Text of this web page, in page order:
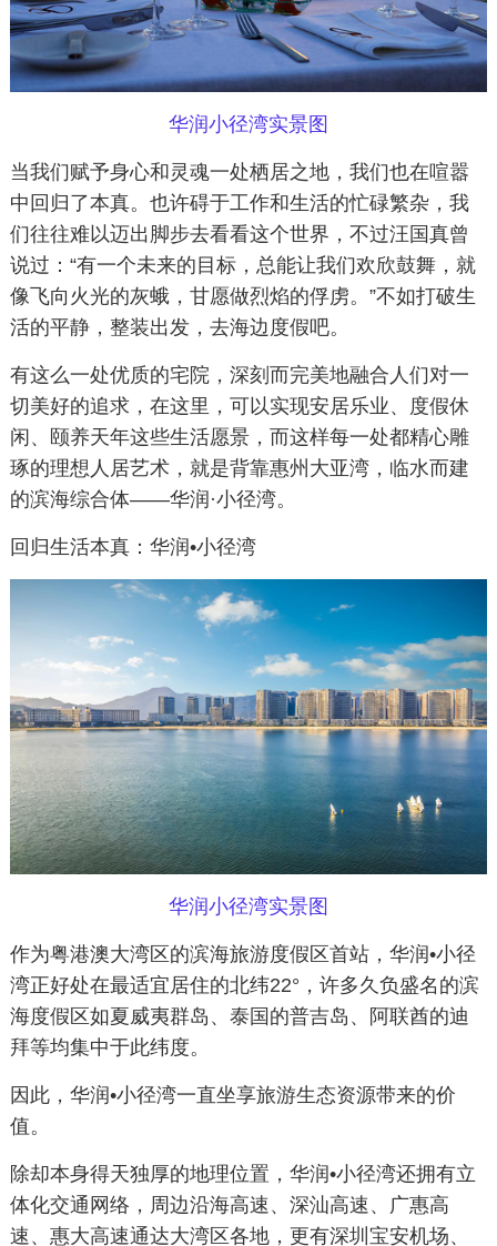
华润小径湾实景图
当我们赋予身心和灵魂一处栖居之地，我们也在喧嚣
中回归了本真。也许碍于工作和生活的忙碌繁杂，我
们往往难以迈出脚步去看看这个世界，不过汪国真曾
说过：“有一个未来的目标，总能让我们欢欣鼓舞，就
像飞向火光的灰蛾，甘愿做烈焰的俘虏。”不如打破生
活的平静，整装出发，去海边度假吧。
有这么一处优质的宅院，深刻而完美地融合人们对一
切美好的追求，在这里，可以实现安居乐业、度假休
闲、颐养天年这些生活愿景，而这样每一处都精心雕
琢的理想人居艺术，就是背靠惠州大亚湾，临水而建
的滨海综合体——华润·小径湾。
回归生活本真：华润•小径湾
华润小径湾实景图
作为粤港澳大湾区的滨海旅游度假区首站，华润•小径
湾正好处在最适宜居住的北纬22°，许多久负盛名的滨
海度假区如夏威夷群岛、泰国的普吉岛、阿联酋的迪
拜等均集中于此纬度。
因此，华润•小径湾一直坐享旅游生态资源带来的价
值。
除却本身得天独厚的地理位置，华润•小径湾还拥有立
体化交通网络，周边沿海高速、深汕高速、广惠高
速、惠大高速通达大湾区各地，更有深圳宝安机场、